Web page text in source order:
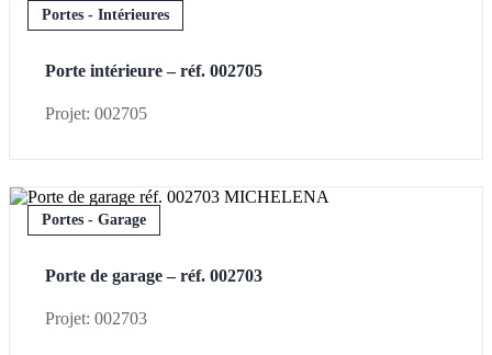
Portes - Intérieures
Porte intérieure – réf. 002705
Projet: 002705
Portes - Garage
Porte de garage – réf. 002703
Projet: 002703